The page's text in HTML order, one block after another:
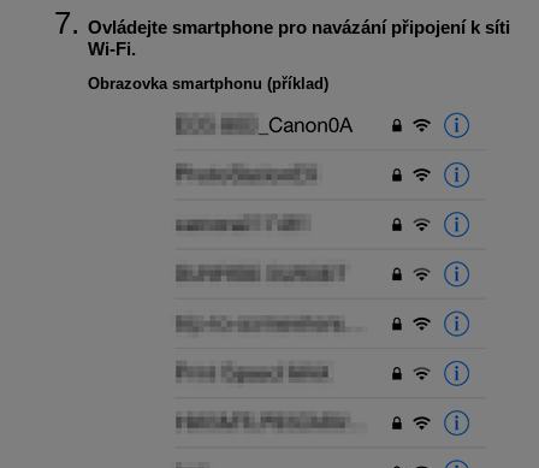
Ovládejte smartphone pro navázání připojení k síti
Wi-Fi.
Obrazovka smartphonu (příklad)